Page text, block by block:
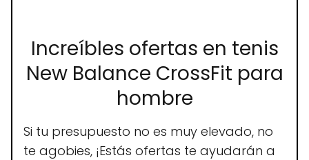
Increíbles ofertas en tenis
New Balance CrossFit para
hombre
Si tu presupuesto no es muy elevado, no
te agobies, ¡Estás ofertas te ayudarán a